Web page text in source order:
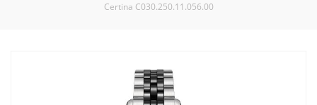
Certina C030.250.11.056.00